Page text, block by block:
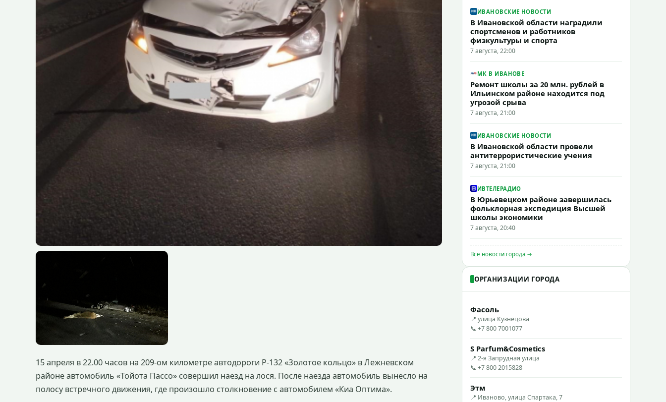
15 апреля в 22.00 часов на 209-ом километре автодороги Р-132 «Золотое кольцо» в Лежневском
районе автомобиль «Тойота Пассо» совершил наезд на лося. После наезда автомобиль вынесло на
полосу встречного движения, где произошло столкновение с автомобилем «Киа Оптима».
ИВАНОВСКИЕ НОВОСТИ
В Ивановской области наградили
спортсменов и работников
физкультуры и спорта
7 августа, 22:00
МК В ИВАНОВЕ
Ремонт школы за 20 млн. рублей в
Ильинском районе находится под
угрозой срыва
7 августа, 21:00
ИВАНОВСКИЕ НОВОСТИ
В Ивановской области провели
антитеррористические учения
7 августа, 21:00
ИВТЕЛЕРАДИО
В Юрьевецком районе завершилась
фольклорная экспедиция Высшей
школы экономики
7 августа, 20:40
Все новости города →
ОРГАНИЗАЦИИ ГОРОДА
Фасоль
📍 улица Кузнецова
📞 +7 800 7001077
S Parfum&Cosmetics
📍 2-я Запрудная улица
📞 +7 800 2015828
Этм
📍 Иваново, улица Спартака, 7